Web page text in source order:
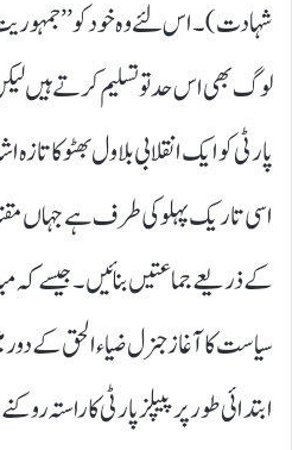
شہادت)۔ اس لئے وہ خود کو ’’
لوگ بھی اس حد تو تسلیم کرتے ہیں
پارٹی کو ایک انقلابی بلاول بھٹو کا
اسی تاریک پہلو کی طرف ہے جہاں
کے ذریعے جماعتیں بنائیں۔ جیسے کہ
سیاست کا آغاز جنرل ضیاء الحق کے
ابتدائی طور پر پیپلز پارٹی کا راستہ